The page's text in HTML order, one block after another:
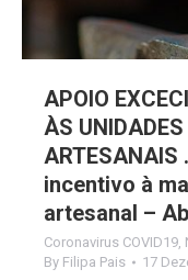
APOIO
ÀS
incentivo à
artesanal –
Coronavirus COVID19,
By Filipa Pais 17